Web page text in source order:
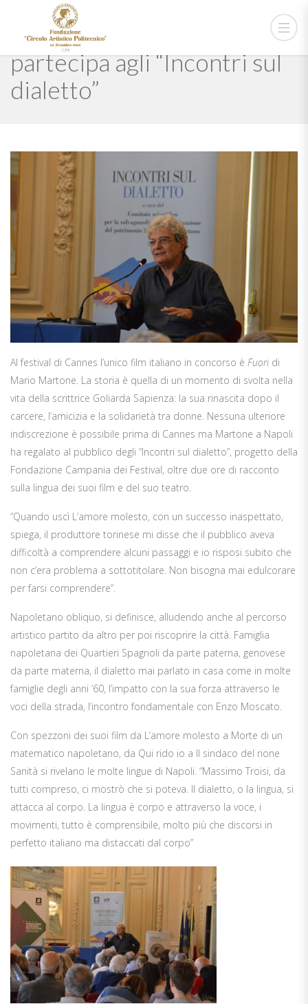
Mario Martone a Napoli
partecipa agli “Incontri sul
dialetto”
Al festival di Cannes l’unico film italiano in concorso è Fuori di
Mario Martone. La storia è quella di un momento di svolta nella
vita della scrittrice Goliarda Sapienza: la sua rinascita dopo il
carcere, l’amicizia e la solidarietà tra donne. Nessuna ulteriore
indiscrezione è possibile prima di Cannes ma Martone a Napoli
ha regalato al pubblico degli “Incontri sul dialetto”, progetto della
Fondazione Campania dei Festival, oltre due ore di racconto
sulla lingua dei suoi film e del suo teatro.
“Quando uscì L’amore molesto, con un successo inaspettato,
spiega, il produttore torinese mi disse che il pubblico aveva
difficoltà a comprendere alcuni passaggi e io risposi subito che
non c’era problema a sottotitolare. Non bisogna mai edulcorare
per farsi comprendere”.
Napoletano obliquo, si definisce, alludendo anche al percorso
artistico partito da altro per poi riscoprire la città. Famiglia
napoletana dei Quartieri Spagnoli da parte paterna, genovese
da parte materna, il dialetto mai parlato in casa come in molte
famiglie degli anni ’60, l’impatto con la sua forza attraverso le
voci della strada, l’incontro fondamentale con Enzo Moscato.
Con spezzoni dei suoi film da L’amore molesto a Morte di un
matematico napoletano, da Qui rido io a Il sindaco del rione
Sanità si rivelano le molte lingue di Napoli. “Massimo Troisi, da
tutti compreso, ci mostrò che si poteva. Il dialetto, o la lingua, si
attacca al corpo. La lingua è corpo e attraverso la voce, i
movimenti, tutto è comprensibile, molto più che discorsi in
perfetto italiano ma distaccati dal corpo”